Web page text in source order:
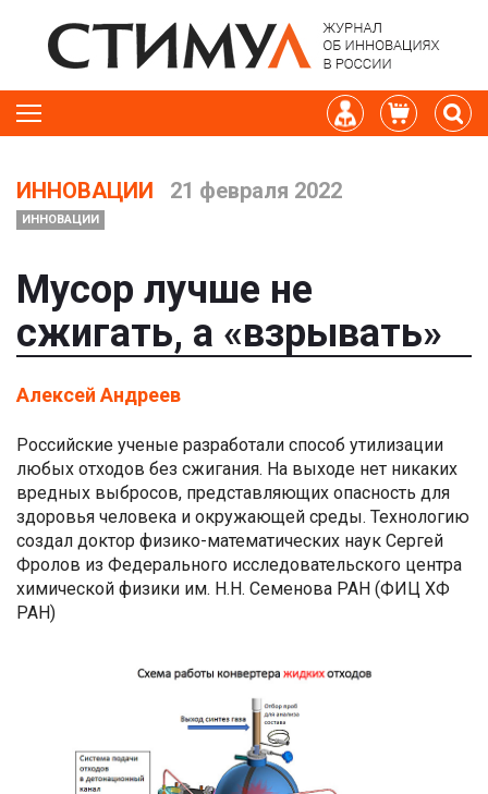
ИННОВАЦИИ 21 февраля 2022
ИННОВАЦИИ
Мусор лучше не
сжигать, а «взрывать»
Алексей Андреев
Российские ученые разработали способ утилизации
любых отходов без сжигания. На выходе нет никаких
вредных выбросов, представляющих опасность для
здоровья человека и окружающей среды. Технологию
создал доктор физико-математических наук Сергей
Фролов из Федерального исследовательского центра
химической физики им. Н.Н. Семенова РАН (ФИЦ ХФ
РАН)